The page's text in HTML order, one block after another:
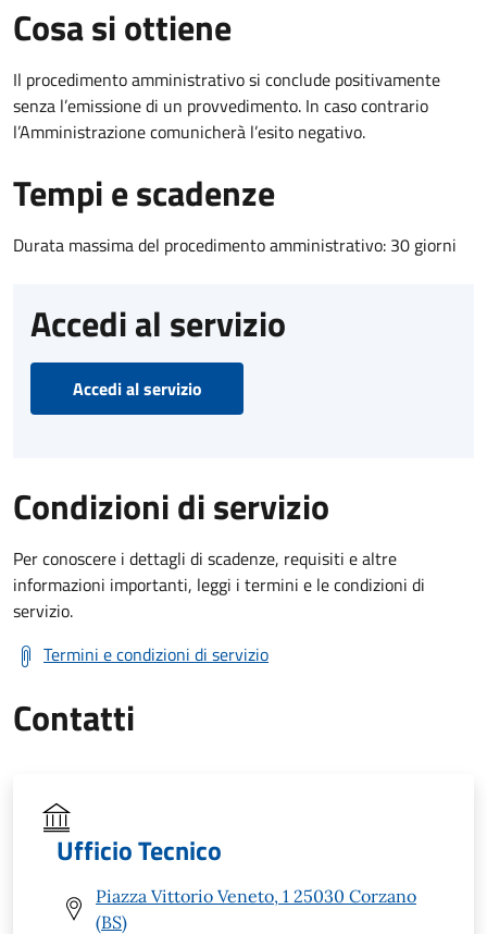
Cosa si ottiene
Il procedimento amministrativo si conclude positivamente
senza l’emissione di un provvedimento. In caso contrario
l’Amministrazione comunicherà l’esito negativo.
Tempi e scadenze
Durata massima del procedimento amministrativo: 30 giorni
Accedi al servizio
Accedi al servizio
Condizioni di servizio
Per conoscere i dettagli di scadenze, requisiti e altre
informazioni importanti, leggi i termini e le condizioni di
servizio.
Termini e condizioni di servizio
Contatti
Ufficio Tecnico
Piazza Vittorio Veneto, 1 25030 Corzano
(BS)